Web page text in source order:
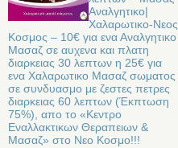
Αναλγητικο|
Χαλαρωτικο-Νεος
Κοσμος – 10€ για ενα Αναλγητικο
Μασαζ σε αυχενα και πλατη
διαρκειας 30 λεπτων η 25€ για
ενα Χαλαρωτικο Μασαζ σωματος
σε συνδυασμο με ζεστες πετρες
διαρκειας 60 λεπτων (Έκπτωση
75%), απο το «Κεντρο
Εναλλακτικων Θεραπειων &
Μασαζ» στο Νεο Κοσμο!!!